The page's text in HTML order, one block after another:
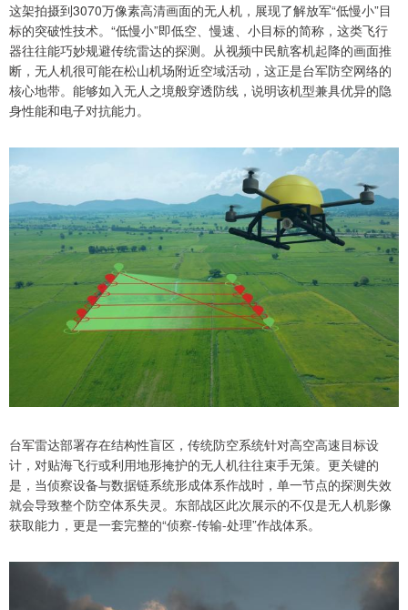
这架拍摄到3070万像素高清画面的无人机，展现了解放军“低慢小”目
标的突破性技术。“低慢小”即低空、慢速、小目标的简称，这类飞行
器往往能巧妙规避传统雷达的探测。从视频中民航客机起降的画面推
断，无人机很可能在松山机场附近空域活动，这正是台军防空网络的
核心地带。能够如入无人之境般穿透防线，说明该机型兼具优异的隐
身性能和电子对抗能力。
台军雷达部署存在结构性盲区，传统防空系统针对高空高速目标设
计，对贴海飞行或利用地形掩护的无人机往往束手无策。更关键的
是，当侦察设备与数据链系统形成体系作战时，单一节点的探测失效
就会导致整个防空体系失灵。东部战区此次展示的不仅是无人机影像
获取能力，更是一套完整的“侦察-传输-处理”作战体系。